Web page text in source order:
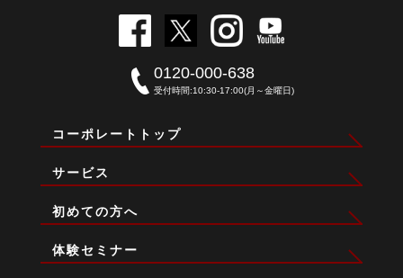
0120-000-638
受付時間:10:30-17:00(月～金曜日)
コーポレートトップ
サービス
初めての方へ
体験セミナー